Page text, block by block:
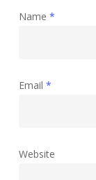
Name *
Email *
Website